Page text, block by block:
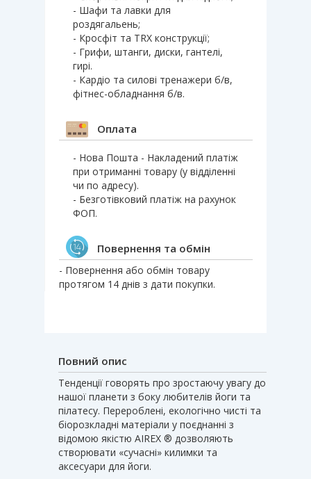
- Шафи та лавки для
роздягальень;
- Кросфіт та TRX конструкції;
- Грифи, штанги, диски, гантелі,
гирі.
- Кардіо та силові тренажери б/в,
фітнес-обладнання б/в.
Оплата
- Нова Пошта - Накладений платіж
при отриманні товару (у відділенні
чи по адресу).
- Безготівковий платіж на рахунок
ФОП.
Повернення та обмін
- Повернення або обмін товару
протягом 14 днів з дати покупки.
Повний опис
Тенденції говорять про зростаючу увагу до
нашої планети з боку любителів йоги та
пілатесу. Перероблені, екологічно чисті та
біорозкладні матеріали у поєднанні з
відомою якістю AIREX ® дозволяють
створювати «сучасні» килимки та
аксесуари для йоги.